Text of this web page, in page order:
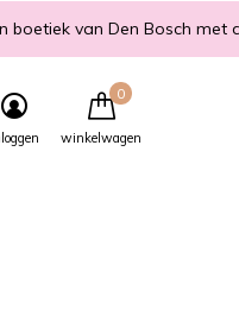
winkelwagen
0
boetiek van Den Bosch met